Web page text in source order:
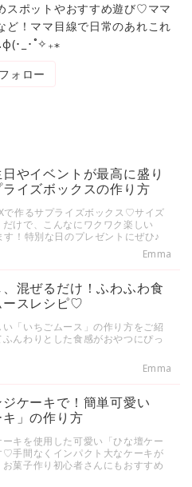
スポットやおすすめ遊び♡ママ
ど！ママ目線で日常のあれこれ
･_･˚✧₊⁎
フォロー
やイベントが最高に盛り
イズボックスの作り方
で作るサプライズボックス♡サイズ
けで、こんなにワクワク楽しい
す！特別な日のプレゼントにぜひ♪
Emma
、混ぜるだけ！ふわふわ食
ースレシピ♡
「いちごムース」の作り方をご紹
んわりとした食感がおやつにぴっ
Emma
ケーキで！簡単可愛い
キ」の作り方
キを使用した可愛い「ひな壇ケー
♡手間なくインパクト大なケーキが
菓子作り初心者さんにもおすすめ